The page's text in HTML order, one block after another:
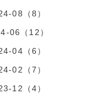
08（8）
06（12）
04（6）
02（7）
12（4）